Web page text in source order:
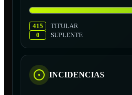
415
TITULAR
0
SUPLENTE
INCIDENCIAS